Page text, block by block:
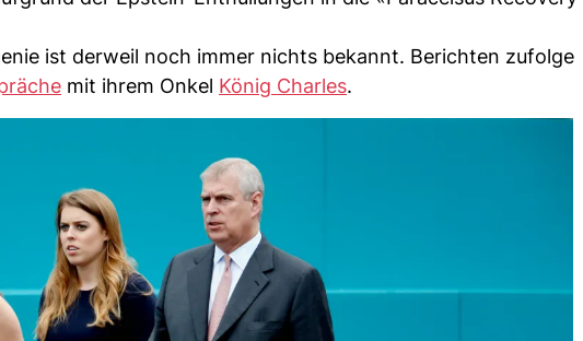
ist derweil noch immer nichts bekannt. Berichten zufolge
mit ihrem Onkel König Charles.